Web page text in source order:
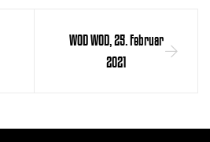
WOD WOD, 25. Februar
2021